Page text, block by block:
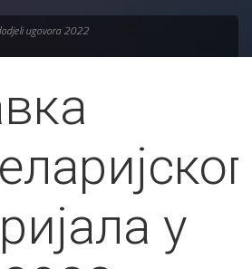
ugovora 2022
у